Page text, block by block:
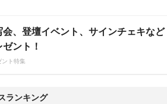
会、登壇イベント、サインチェキなど
ント！
ント特集
ランキング